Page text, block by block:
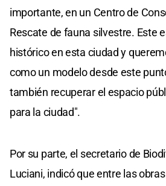
importante, en un Centro de
Rescate de fauna silvestre. Este
histórico en esta ciudad y
como un modelo desde este
también recuperar el espacio
para la ciudad".
Por su parte, el secretario de
Luciani, indicó que entre las